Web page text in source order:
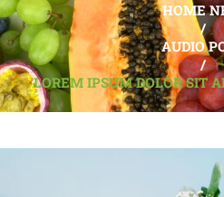
HOME
/
AUDIO
/
LOREM IPSUM DOLOR SIT